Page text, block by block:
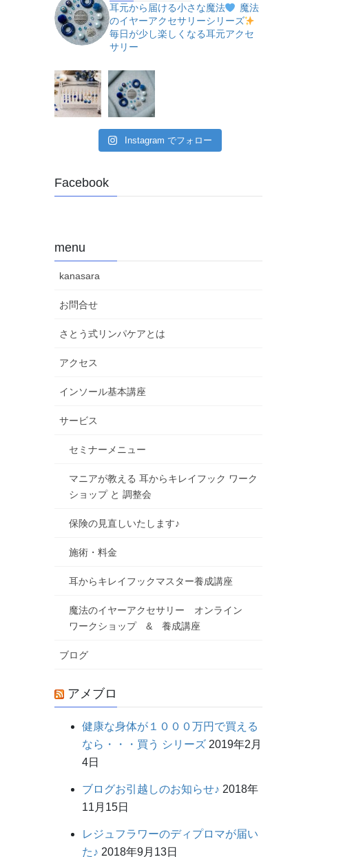
耳元から届ける小さな魔法
魔法
のイヤーアクセサリーシリーズ
毎日が少し楽しくなる耳元アクセ
サリー
Instagram でフォロー
Facebook
menu
kanasara
お問合せ
さとう式リンパケアとは
アクセス
インソール基本講座
サービス
セミナーメニュー
マニアが教える 耳からキレイフック ワーク
ショップ と 調整会
保険の見直しいたします♪
施術・料金
耳からキレイフックマスター養成講座
魔法のイヤーアクセサリー オンライン
ワークショップ & 養成講座
ブログ
アメブロ
健康な身体が１０００万円で買える
なら・・・買う シリーズ 2019年2月
4日
ブログお引越しのお知らせ♪ 2018年
11月15日
レジュフラワーのディプロマが届い
た♪ 2018年9月13日